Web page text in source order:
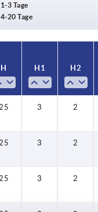
1-3 Tage
4-20 Tage
H H1 H2
25 3 2
25 3 2
25 3 2